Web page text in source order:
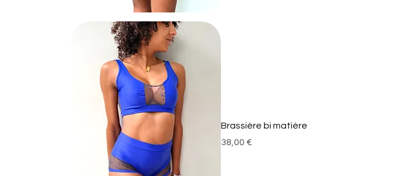
Brassière bi matière
Prix
38,00 €